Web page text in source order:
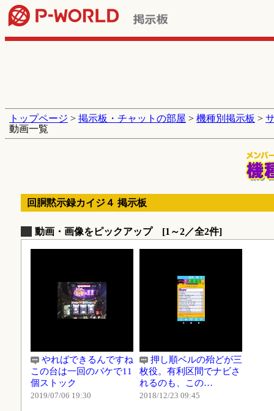
トップページ > 掲示板・チャットの部屋 > 機種別掲示板 >
動画一覧
回胴黙示録カイジ４ 掲示板
動画・画像をピックアップ [1～2／全2件]
やればできるんですね
この台は一回のバケで11
個ストック
2019/07/06 19:30
押し順ベルの殆どが三
枚役。有利区間でナビさ
れるのも、この…
2018/12/23 09:45